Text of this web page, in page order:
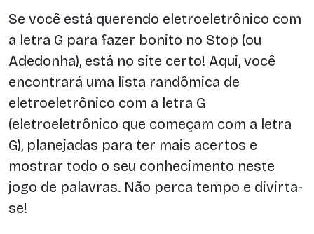
Se você está querendo eletroeletrônico com
a letra G para fazer bonito no Stop (ou
Adedonha), está no site certo! Aqui, você
encontrará uma lista randômica de
eletroeletrônico com a letra G
(eletroeletrônico que começam com a letra
G), planejadas para ter mais acertos e
mostrar todo o seu conhecimento neste
jogo de palavras. Não perca tempo e divirta-
se!